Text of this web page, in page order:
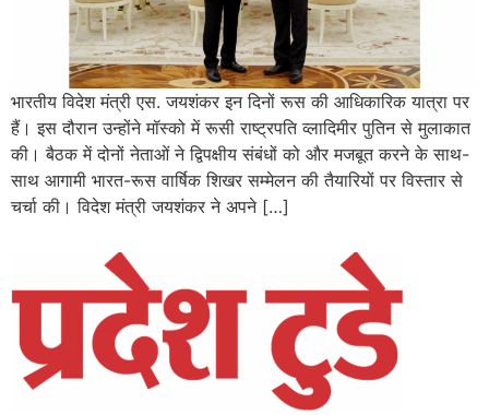
भारतीय विदेश मंत्री एस. जयशंकर इन दिनों रूस की आधिकारिक यात्रा पर
हैं। इस दौरान उन्होंने मॉस्को में रूसी राष्ट्रपति व्लादिमीर पुतिन से मुलाकात
की। बैठक में दोनों नेताओं ने द्विपक्षीय संबंधों को और मजबूत करने के साथ-
साथ आगामी भारत-रूस वार्षिक शिखर सम्मेलन की तैयारियों पर विस्तार से
चर्चा की। विदेश मंत्री जयशंकर ने अपने […]